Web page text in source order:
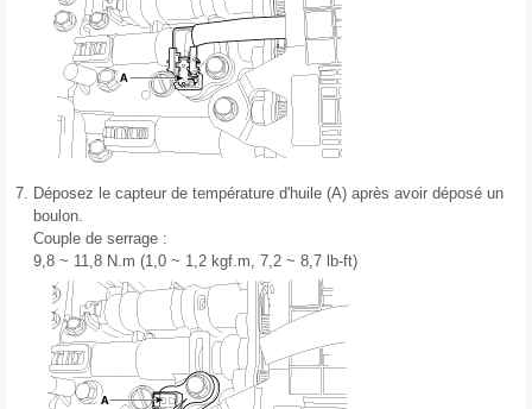
7. Déposez le capteur de température d'huile (A) après avoir déposé un
boulon.
Couple de serrage :
9,8 ~ 11,8 N.m (1,0 ~ 1,2 kgf.m, 7,2 ~ 8,7 lb-ft)